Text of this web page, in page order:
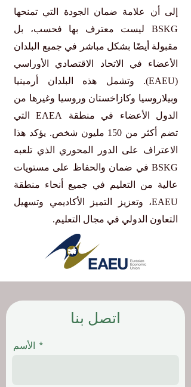
إلى أن علامة ضمان الجودة التي تمنحها
BSKG ليست معترف بها فحسب، بل
مقبولة أيضًا بشكل مباشر في جميع البلدان
الأعضاء في الاتحاد الاقتصادي الأوراسي
(EAEU). وتشمل هذه البلدان أرمينيا
وبيلاروسيا وكازاخستان وروسيا وغيرها من
الدول الأعضاء في منطقة EAEA التي
تضم أكثر من 150 مليون شخص. يؤكد هذا
الاعتراف على الدور المحوري الذي تلعبه
BSKG في ضمان والحفاظ على مستويات
عالية من التعليم في جميع أنحاء منطقة
EAEU، وتعزيز التميز الأكاديمي وتسهيل
التعاون الدولي في مجال التعليم.
اتصل بنا
الأسم